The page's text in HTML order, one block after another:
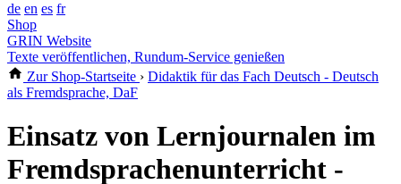
de en es fr
Shop
GRIN Website
Texte veröffentlichen, Rundum-Service genießen
Zur Shop-Startseite › Didaktik für das Fach Deutsch - Deutsch
als Fremdsprache, DaF
Einsatz von Lernjournalen im
Fremdsprachenunterricht -